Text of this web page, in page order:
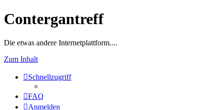
Contergantreff
Die etwas andere Internetplattform....
Zum Inhalt
Schnellzugriff
FAQ
Anmelden